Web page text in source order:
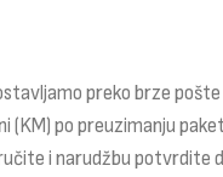
preko brze pošte
(KM) po preuzimanju
i narudžbu potvrdite